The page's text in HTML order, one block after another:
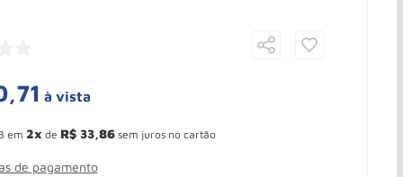
,71 à vista
em 2 de R$ 33,86sem juros no cartão
de pagamento